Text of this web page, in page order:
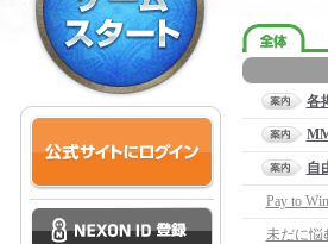
各
自
Pay to
未だに悩